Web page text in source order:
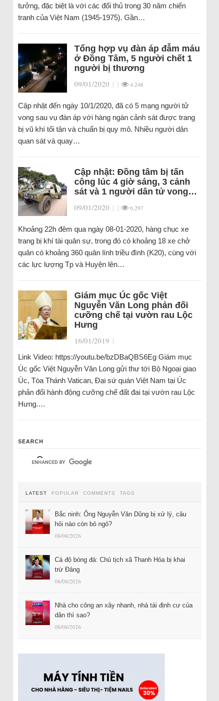
tưởng, đặc biệt là với các đối thủ trong 30 năm chiến
tranh của Việt Nam (1945-1975). Gần…
Tổng hợp vụ đàn áp đẫm máu
ở Đồng Tâm, 5 người chết 1
người bị thương
09/01/2020 | | 4.248
Cập nhật đến ngày 10/1/2020, đã có 5 mạng người tử
vong sau vụ đàn áp với hàng ngàn cảnh sát được trang
bị vũ khí tối tân và chuẩn bị quy mô. Nhiều người dân
quan sát và quay…
Cập nhật: Đồng tâm bị tấn
công lúc 4 giờ sáng, 3 cảnh
sát và 1 người dân tử vong…
09/01/2020 | | 6.297
Khoảng 22h đêm qua ngày 08-01-2020, hàng chục xe
trang bị khí tài quân sự, trong đó có khoảng 18 xe chở
quân có khoảng 360 quân lính triều đình (K20), cùng với
các lực lượng Tp và Huyện lên…
Giám mục Úc gốc Việt
Nguyễn Văn Long phản đối
cưỡng chế tại vườn rau Lộc
Hưng
16/01/2019 |
Link Video: https://youtu.be/bzDBaQBS6Eg Giám mục
Úc gốc Việt Nguyễn Văn Long gửi thư tới Bộ Ngoại giao
Úc, Tòa Thánh Vatican, Đại sứ quán Việt Nam tại Úc
phản đối hành động cưỡng chế đất đai tại vườn rau Lộc
Hưng.…
SEARCH
LATEST POPULAR COMMENTS TAGS
Bắc ninh: Ông Nguyễn Văn Dũng bị xử lý, câu
hỏi nào còn bỏ ngỏ?
08/08/2026
Cá độ bóng đá: Chủ tịch xã Thanh Hóa bị khai
trừ Đảng
08/08/2026
Nhà cho công an xây nhanh, nhà tái định cư của
dân thì sao?
08/08/2026